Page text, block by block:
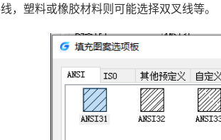
，塑料或橡胶材料则可能选择双叉线等。